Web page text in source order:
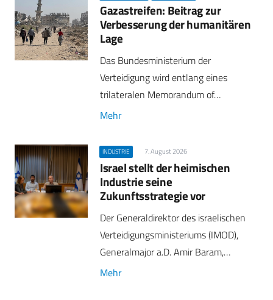
Gazastreifen: Beitrag zur
Verbesserung der humanitären
Lage
Das Bundesministerium der
Verteidigung wird entlang eines
trilateralen Memorandum of…
Mehr
INDUSTRIE 7. August 2026
Israel stellt der heimischen
Industrie seine
Zukunftsstrategie vor
Der Generaldirektor des israelischen
Verteidigungsministeriums (IMOD),
Generalmajor a.D. Amir Baram,…
Mehr